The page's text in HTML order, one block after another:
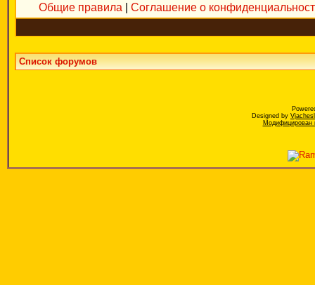
Общие правила | Соглашение о
Список форумов
Designed by
Модифицирован